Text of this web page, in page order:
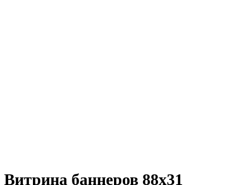
Витрина баннеров 88x31